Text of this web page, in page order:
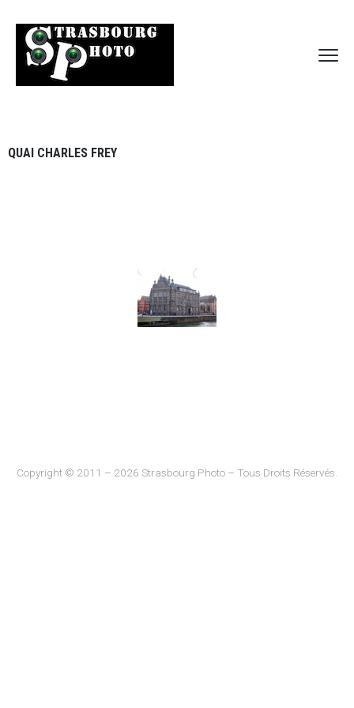
QUAI CHARLES FREY
Copyright © 2011 – 2026 Strasbourg Photo – Tous Droits Réservés.